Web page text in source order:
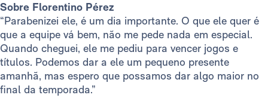
Sobre Florentino Pérez
“Parabenizei ele, é um dia importante. O que ele quer é
que a equipe vá bem, não me pede nada em especial.
Quando cheguei, ele me pediu para vencer jogos e
títulos. Podemos dar a ele um pequeno presente
amanhã, mas espero que possamos dar algo maior no
final da temporada.”